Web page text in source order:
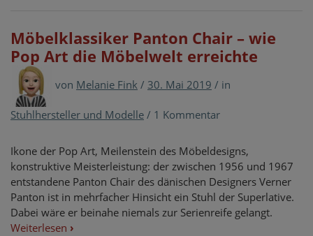
Möbelklassiker Panton Chair – wie
Pop Art die Möbelwelt erreichte
von Melanie Fink / 30. Mai 2019 / in
Stuhlhersteller und Modelle / 1 Kommentar
Ikone der Pop Art, Meilenstein des Möbeldesigns,
konstruktive Meisterleistung: der zwischen 1956 und 1967
entstandene Panton Chair des dänischen Designers Verner
Panton ist in mehrfacher Hinsicht ein Stuhl der Superlative.
Dabei wäre er beinahe niemals zur Serienreife gelangt.
Weiterlesen ›